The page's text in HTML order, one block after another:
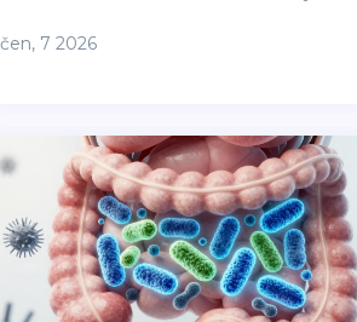
střevo.
čen, 7 2026